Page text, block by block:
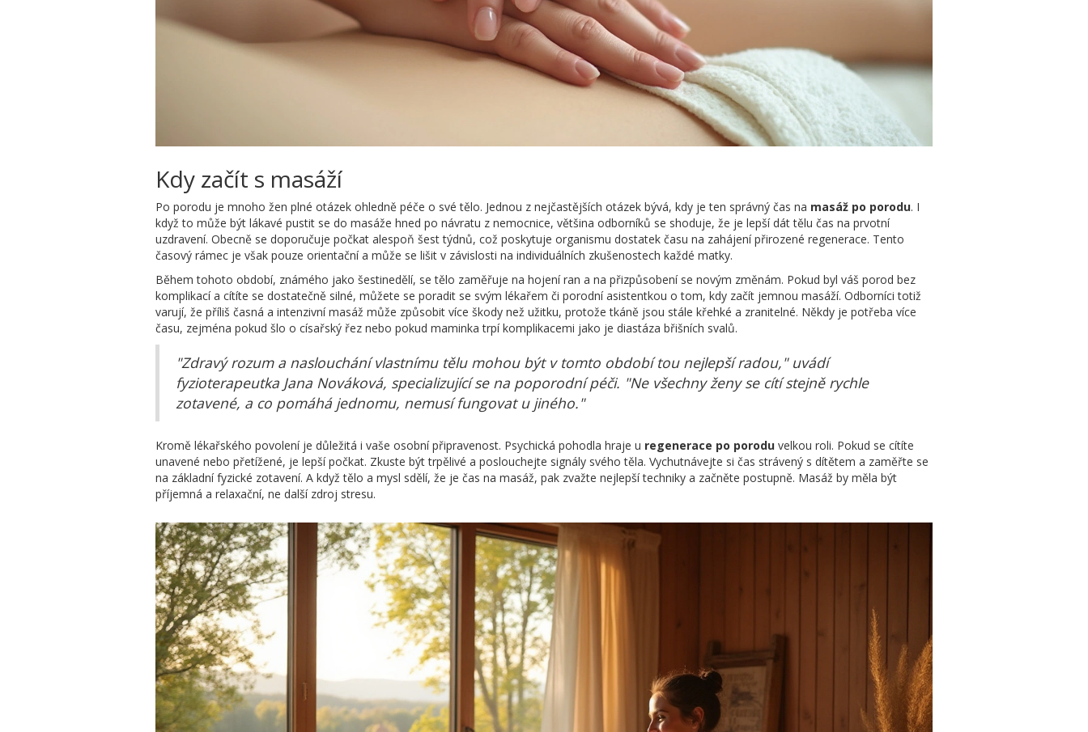
Kdy začít s masáží
Po porodu je mnoho žen plné otázek ohledně péče o své tělo. Jednou z nejčastějších otázek bývá, kdy je ten správný čas na masáž po porodu. I
když to může být lákavé pustit se do masáže hned po návratu z nemocnice, většina odborníků se shoduje, že je lepší dát tělu čas na prvotní
uzdravení. Obecně se doporučuje počkat alespoň šest týdnů, což poskytuje organismu dostatek času na zahájení přirozené regenerace. Tento
časový rámec je však pouze orientační a může se lišit v závislosti na individuálních zkušenostech každé matky.
Během tohoto období, známého jako šestinedělí, se tělo zaměřuje na hojení ran a na přizpůsobení se novým změnám. Pokud byl váš porod bez
komplikací a cítíte se dostatečně silné, můžete se poradit se svým lékařem či porodní asistentkou o tom, kdy začít jemnou masáží. Odborníci totiž
varují, že příliš časná a intenzivní masáž může způsobit více škody než užitku, protože tkáně jsou stále křehké a zranitelné. Někdy je potřeba více
času, zejména pokud šlo o císařský řez nebo pokud maminka trpí komplikacemi jako je diastáza břišních svalů.
"Zdravý rozum a naslouchání vlastnímu tělu mohou být v tomto období tou nejlepší radou," uvádí
fyzioterapeutka Jana Nováková, specializující se na poporodní péči. "Ne všechny ženy se cítí stejně rychle
zotavené, a co pomáhá jednomu, nemusí fungovat u jiného."
Kromě lékařského povolení je důležitá i vaše osobní připravenost. Psychická pohodla hraje u regenerace po porodu velkou roli. Pokud se cítíte
unavené nebo přetížené, je lepší počkat. Zkuste být trpělivé a poslouchejte signály svého těla. Vychutnávejte si čas strávený s dítětem a zaměřte se
na základní fyzické zotavení. A když tělo a mysl sdělí, že je čas na masáž, pak zvažte nejlepší techniky a začněte postupně. Masáž by měla být
příjemná a relaxační, ne další zdroj stresu.